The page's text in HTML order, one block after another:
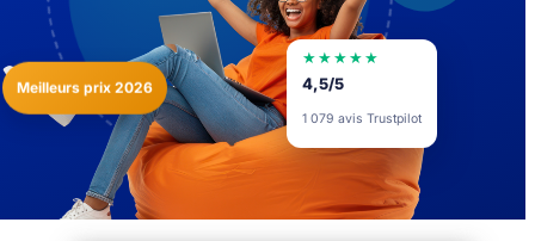
Meilleurs prix 2026
★★★★★
4,5/5
1 079 avis Trustpilot